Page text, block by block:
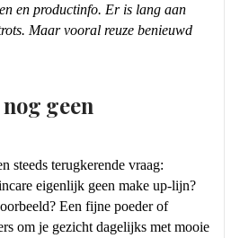
en productinfo. Er is lang aan
Maar vooral reuze benieuwd
eigenlijk geen make up-lijn?
Een fijne poeder of
om je gezicht dagelijks met mooie